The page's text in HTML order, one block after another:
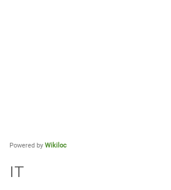
Powered by Wikiloc
IT